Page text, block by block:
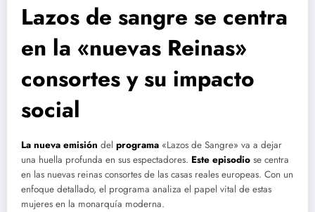
Lazos de sangre se centra
en la «nuevas Reinas»
consortes y su impacto
social
La nueva emisión del programa «Lazos de Sangre» va a dejar
una huella profunda en sus espectadores. Este episodio se centra
en las nuevas reinas consortes de las casas reales europeas. Con un
enfoque detallado, el programa analiza el papel vital de estas
mujeres en la monarquía moderna.